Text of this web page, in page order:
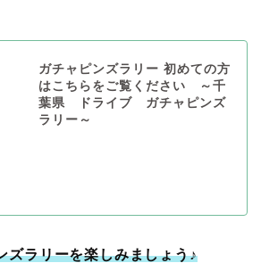
ガチャピンズラリー 初めての方
はこちらをご覧ください ～千
葉県 ドライブ ガチャピンズ
ラリー～
ズラリーを楽しみましょう♪